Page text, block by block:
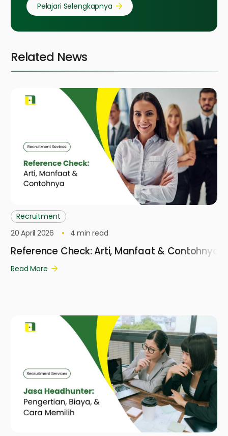
Pelajari Selengkapnya
Related News
Recruitment
20 April 2026
4 min read
Reference Check: Arti, Manfaat & Contohnya
Read More